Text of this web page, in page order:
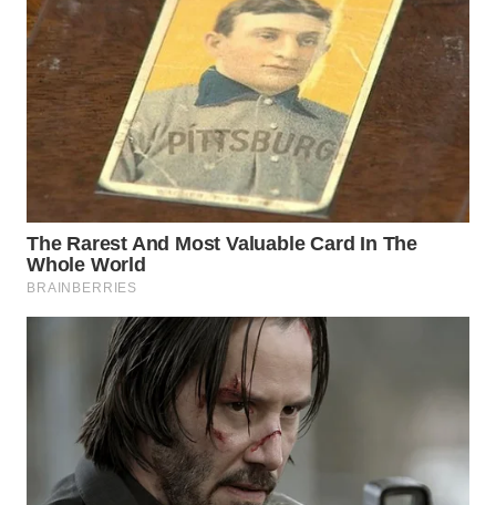
WAHANA
NEWS
WAHANA
TANI
WAHANA
ADVOKAT
WAHANA
INFRASTRUKTUR
WAHANA
KONSUMEN
WAHANA
LISTRIK
WAHANA